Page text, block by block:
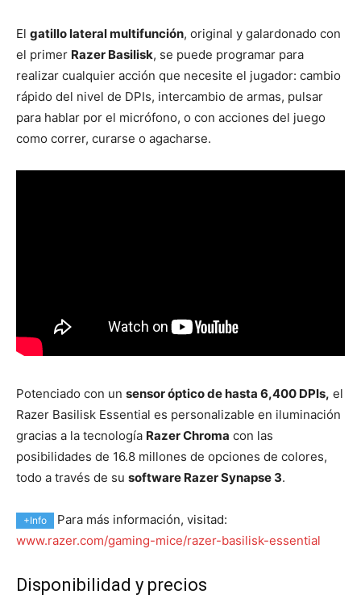
El gatillo lateral multifunción, original y galardonado con
el primer Razer Basilisk, se puede programar para
realizar cualquier acción que necesite el jugador: cambio
rápido del nivel de DPIs, intercambio de armas, pulsar
para hablar por el micrófono, o con acciones del juego
como correr, curarse o agacharse.
Potenciado con un sensor óptico de hasta 6,400 DPIs, el
Razer Basilisk Essential es personalizable en iluminación
gracias a la tecnología Razer Chroma con las
posibilidades de 16.8 millones de opciones de colores,
todo a través de su software Razer Synapse 3.
+Info
Para más información, visitad:
www.razer.com/gaming-mice/razer-basilisk-essential
Disponibilidad y precios